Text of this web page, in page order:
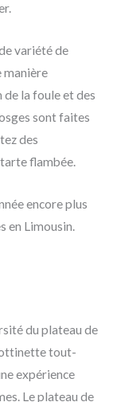
variété de
manière
la foule et des
sont faites
des
flambée.
encore plus
en Limousin.
du plateau de
tout-
expérience
Le plateau de